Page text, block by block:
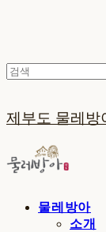
제부도 물레
물레방아
소개